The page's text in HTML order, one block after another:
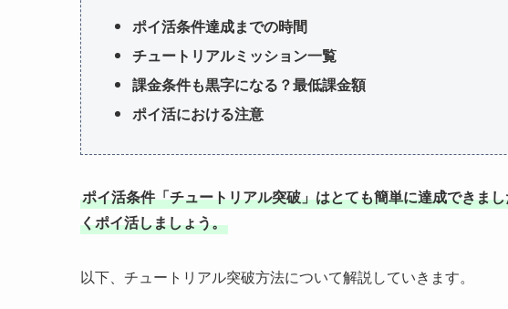
ポイ活条件達成までの時間
チュートリアルミッション一覧
課金条件も黒字になる？最低課金額
ポイ活における注意
ポイ活条件「チュートリアル突破」はとても簡単に達成できま
くポイ活しましょう。
以下、チュートリアル突破方法について解説していきます。